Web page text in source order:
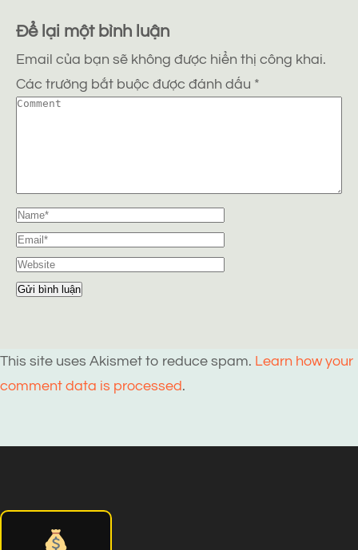
Để lại một bình luận
Email của bạn sẽ không được hiển thị công khai.
Các trường bắt buộc được đánh dấu *
This site uses Akismet to reduce spam. Learn how your
comment data is processed.